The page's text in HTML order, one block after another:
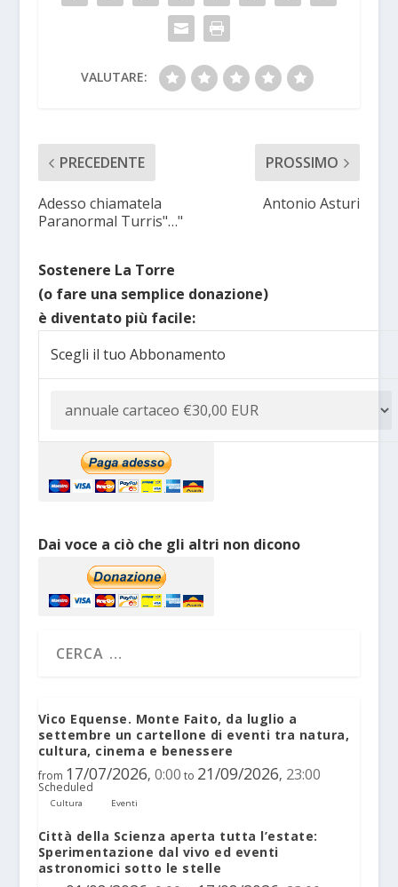
VALUTARE:
PRECEDENTE
Adesso chiamatela
Paranormal Turris"…"
PROSSIMO
Antonio Asturi
Sostenere La Torre
(o fare una semplice donazione)
è diventato più facile:
Scegli il tuo Abbonamento
Dai voce a ciò che gli altri non dicono
Vico Equense. Monte Faito, da luglio a
settembre un cartellone di eventi tra natura,
cultura, cinema e benessere
from 17/07/2026, 0:00 to 21/09/2026, 23:00
Scheduled
Cultura Eventi
Città della Scienza aperta tutta l’estate:
Sperimentazione dal vivo ed eventi
astronomici sotto le stelle